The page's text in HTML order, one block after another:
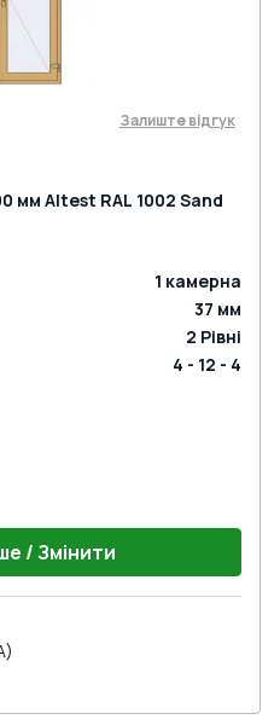
Залиште відгук
мм Altest RAL 1002 Sand
1 камерна
37 мм
2 Рівні
4 - 12 - 4
/ Змінити